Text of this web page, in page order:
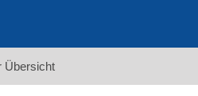
Übersicht